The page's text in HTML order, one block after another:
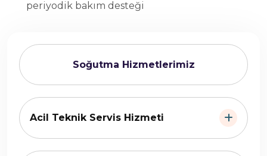
Soğutma Hizmetlerimiz
Acil Teknik Servis Hizmeti
periyodik bakım desteği